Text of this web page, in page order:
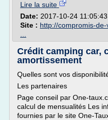
Lire la suite
Date: 2017-10-24 11:05:43
Site : http://compromis-
Crédit camping car,
amortissement
Quelles sont vos
Les partenaires
Page conseil par One-
calcul de mensualités Les
fournies par le site One-